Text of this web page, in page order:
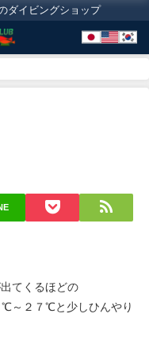
ダイビングショップ
てくるほどの
℃～２７℃と少しひんやり